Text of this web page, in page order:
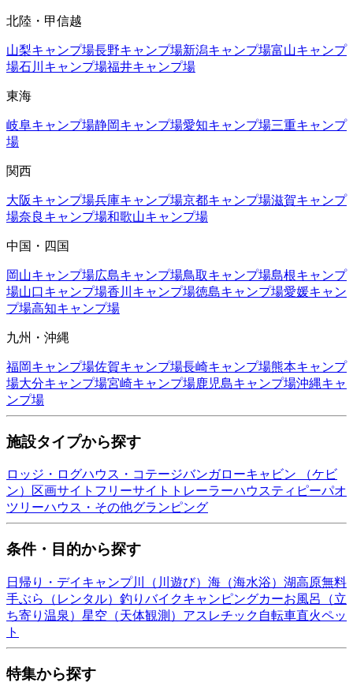
北陸・甲信越
山梨キャンプ場長野キャンプ場新潟キャンプ場富山キャンプ
場石川 キャンプ場福井キャンプ場
東海
岐阜キャンプ場静岡キャンプ場愛知キャンプ場三重キャンプ
場
関西
大阪キャンプ場兵庫キャンプ場京都キャンプ場滋賀キャンプ
場奈良 キャンプ場和歌山キャンプ場
中国・四国
岡山キャンプ場広島キャンプ場鳥取キャンプ場島根キャンプ
場山口キャンプ場香川 キャンプ場徳島キャンプ場愛媛キャン
プ場高知キャンプ場
九州・沖縄
福岡キャンプ場佐賀キャンプ場長崎キャンプ場熊本キャンプ
場大分キャンプ場宮崎キャンプ場鹿児島キャンプ場沖縄キャ
ンプ場
施設タイプから探す
ロッジ・ログハウス・コテージバンガローキャビン （ケビ
ン）
区画サイト フリーサイト トレーラーハウスティピーパオ
ツリーハウス・その他グランピング
条件・目的から探す
日帰り・デイキャンプ川（川遊び） 海（海水浴） 湖高原無料
手ぶら（レンタル） 釣り バイクキャンピングカーお風呂（立
ち寄り温泉） 星空（天体観測） アスレチック 自転車直火ペッ
ト
特集から探す